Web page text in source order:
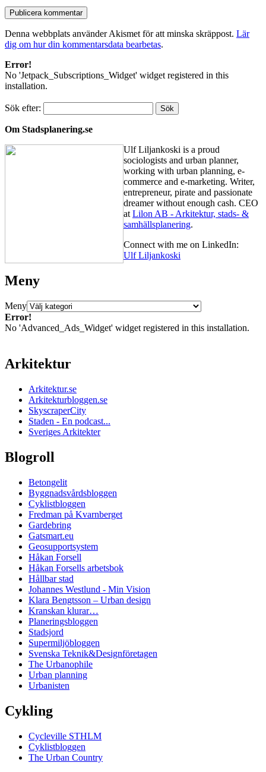
Denna webbplats använder Akismet för att minska skräppost. Lär
dig om hur din kommentarsdata bearbetas.
Error!
No 'Jetpack_Subscriptions_Widget' widget registered in this
installation.
Sök efter:
Om Stadsplanering.se
Ulf Liljankoski is a proud
sociologists and urban planner,
working with urban planning, e-
commerce and e-marketing. Writer,
entrepreneur, pirate and passionate
dreamer without enough cash. CEO
at Lilon AB - Arkitektur, stads- &
samhällsplanering.
Connect with me on LinkedIn:
Ulf Liljankoski
Meny
Meny
Error!
No 'Advanced_Ads_Widget' widget registered in this installation.
Arkitektur
Arkitektur.se
Arkitekturbloggen.se
SkyscraperCity
Staden - En podcast...
Sveriges Arkitekter
Blogroll
Betongelit
Byggnadsvårdsbloggen
Cyklistbloggen
Fredman på Kvarnberget
Gardebring
Gatsmart.eu
Geosupportsystem
Håkan Forsell
Håkan Forsells arbetsbok
Hållbar stad
Johannes Westlund - Min Vision
Klara Bengtsson – Urban design
Kranskan klurar…
Planeringsbloggen
Stadsjord
Supermiljöbloggen
Svenska Teknik&Designföretagen
The Urbanophile
Urban planning
Urbanisten
Cykling
Cycleville STHLM
Cyklistbloggen
The Urban Country